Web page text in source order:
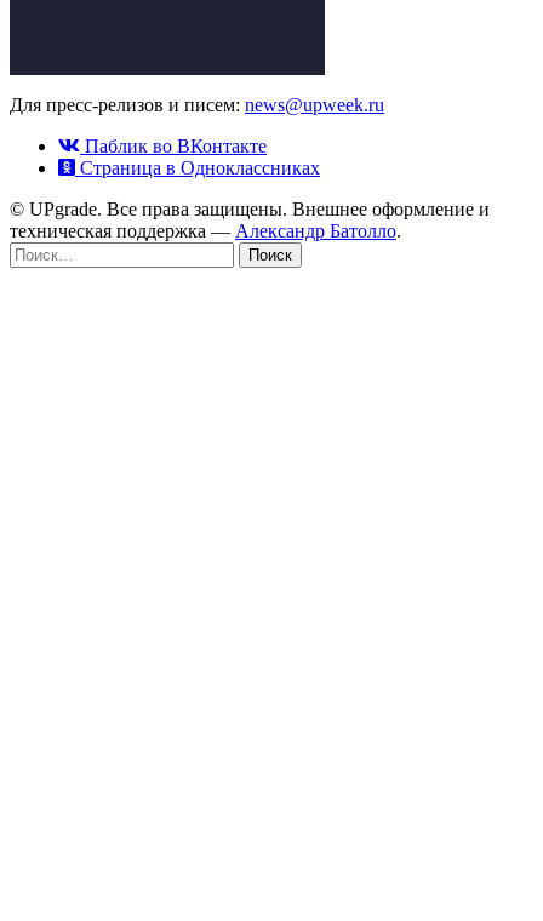
Для пресс-релизов и писем: news@upweek.ru
Паблик во ВКонтакте
Страница в Одноклассниках
© UPgrade. Все права защищены. Внешнее оформление и
техническая поддержка — Александр Батолло.
Найти: